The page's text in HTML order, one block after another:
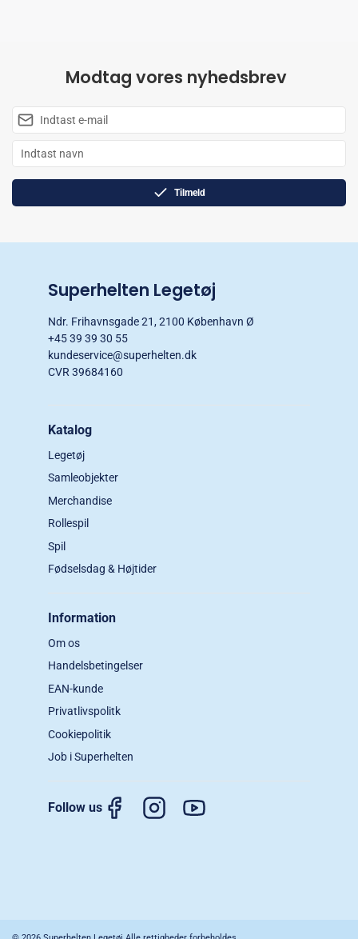
Modtag vores nyhedsbrev
Tilmeld
Superhelten Legetøj
Ndr. Frihavnsgade 21, 2100 København Ø
+45 39 39 30 55
kundeservice@superhelten.dk
CVR 39684160
Katalog
Legetøj
Samleobjekter
Merchandise
Rollespil
Spil
Fødselsdag & Højtider
Information
Om os
Handelsbetingelser
EAN-kunde
Privatlivspolitk
Cookiepolitik
Job i Superhelten
Follow us